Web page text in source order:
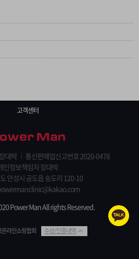
고객센터
대박
통신판매업신고번호 2020-0478
인정보책임자 장대박
안성시 공도읍 숭도리 120-10
Power Man All rights Reserved.
온라인쇼핑협회 수상/인증내역